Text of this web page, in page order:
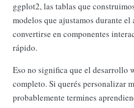
ggplot2, las tablas que
modelos que ajustamos durante el
convertirse en componentes
rápido.
Eso no significa que el desarrollo
completo. Si querés personalizar
probablemente termines